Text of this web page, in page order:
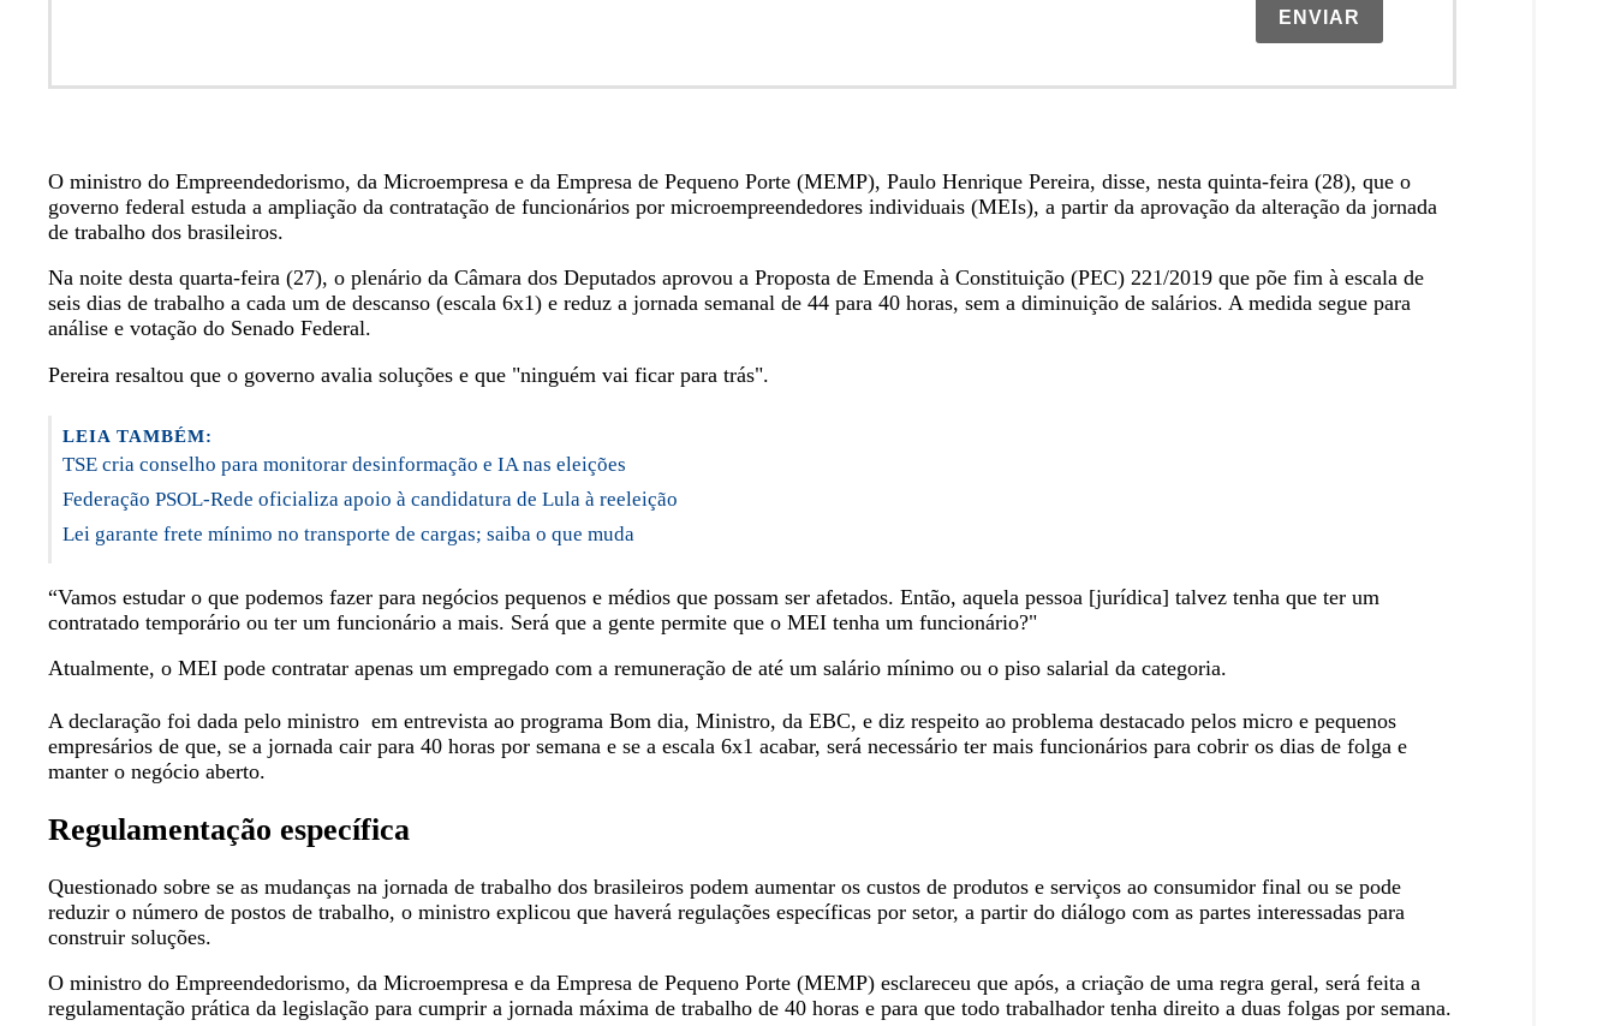
ENVIAR
O ministro do Empreendedorismo, da Microempresa e da Empresa de Pequeno Porte (MEMP), Paulo Henrique Pereira, disse, nesta quinta-feira (28), que o
governo federal estuda a ampliação da contratação de funcionários por microempreendedores individuais (MEIs), a partir da aprovação da alteração da jornada
de trabalho dos brasileiros.
Na noite desta quarta-feira (27), o plenário da Câmara dos Deputados aprovou a Proposta de Emenda à Constituição (PEC) 221/2019 que põe fim à escala de
seis dias de trabalho a cada um de descanso (escala 6x1) e reduz a jornada semanal de 44 para 40 horas, sem a diminuição de salários. A medida segue para
análise e votação do Senado Federal.
Pereira resaltou que o governo avalia soluções e que "ninguém vai ficar para trás".
LEIA TAMBÉM:
TSE cria conselho para monitorar desinformação e IA nas eleições
Federação PSOL-Rede oficializa apoio à candidatura de Lula à reeleição
Lei garante frete mínimo no transporte de cargas; saiba o que muda
“Vamos estudar o que podemos fazer para negócios pequenos e médios que possam ser afetados. Então, aquela pessoa [jurídica] talvez tenha que ter um
contratado temporário ou ter um funcionário a mais. Será que a gente permite que o MEI tenha um funcionário?"
Atualmente, o MEI pode contratar apenas um empregado com a remuneração de até um salário mínimo ou o piso salarial da categoria.
A declaração foi dada pelo ministro em entrevista ao programa Bom dia, Ministro, da EBC, e diz respeito ao problema destacado pelos micro e pequenos
empresários de que, se a jornada cair para 40 horas por semana e se a escala 6x1 acabar, será necessário ter mais funcionários para cobrir os dias de folga e
manter o negócio aberto.
Regulamentação específica
Questionado sobre se as mudanças na jornada de trabalho dos brasileiros podem aumentar os custos de produtos e serviços ao consumidor final ou se pode
reduzir o número de postos de trabalho, o ministro explicou que haverá regulações específicas por setor, a partir do diálogo com as partes interessadas para
construir soluções.
O ministro do Empreendedorismo, da Microempresa e da Empresa de Pequeno Porte (MEMP) esclareceu que após, a criação de uma regra geral, será feita a
regulamentação prática da legislação para cumprir a jornada máxima de trabalho de 40 horas e para que todo trabalhador tenha direito a duas folgas por semana.